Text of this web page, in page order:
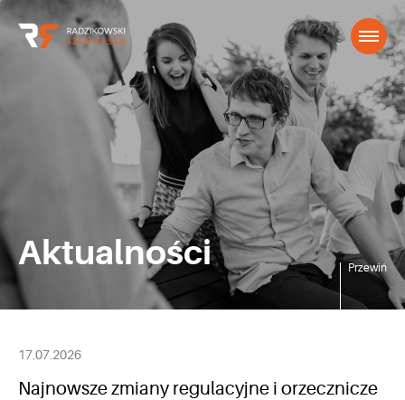
Aktualności Przewiń
17.07.2026
Najnowsze zmiany regulacyjne i orzecznicze